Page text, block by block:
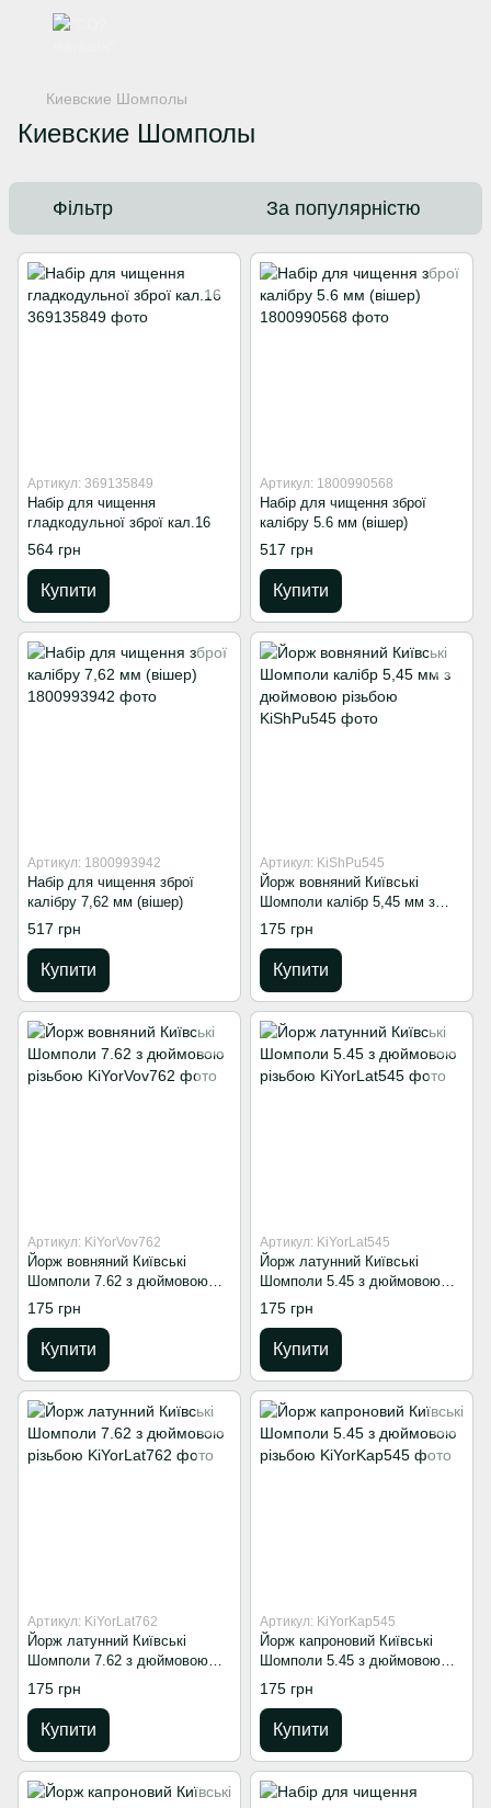
Киевские Шомполы
Киевские Шомполы
Фільтр За популярністю
Артикул: 369135849
Набір для чищення
гладкодульної зброї кал.16
564 грн
Купити
Артикул: 1800990568
Набір для чищення зброї
калібру 5.6 мм (вішер)
517 грн
Купити
Артикул: 1800993942
Набір для чищення зброї
калібру 7,62 мм (вішер)
517 грн
Купити
Артикул: KiShPu545
Йорж вовняний Київські
Шомполи калібр 5,45 мм з
дюймовою різьбою
175 грн
Купити
Артикул: KiYorVov762
Йорж вовняний Київські
Шомполи 7.62 з дюймовою
різьбою
175 грн
Купити
Артикул: KiYorLat545
Йорж латунний Київські
Шомполи 5.45 з дюймовою
різьбою
175 грн
Купити
Артикул: KiYorLat762
Йорж латунний Київські
Шомполи 7.62 з дюймовою
різьбою
175 грн
Купити
Артикул: KiYorKap545
Йорж капроновий Київські
Шомполи 5.45 з дюймовою
різьбою
175 грн
Купити